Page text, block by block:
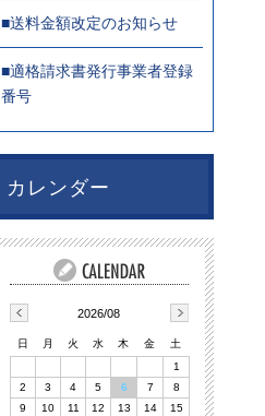
■送料金額改定のお知らせ
■適格請求書発行事業者登録
番号
カレンダー
2026/08
日 月 火 水 木 金
土
1
2
3 4 5 6 7
8
9
10 11 12 13 14
15